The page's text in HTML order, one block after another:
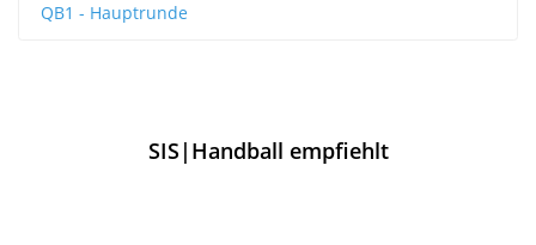
QB1 - Hauptrunde
SIS|Handball empfiehlt